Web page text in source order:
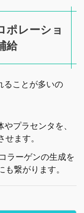
ポレーショ
給
ることが多いの
プラセンタを、
ます。
ラーゲンの生成を
繋がります。